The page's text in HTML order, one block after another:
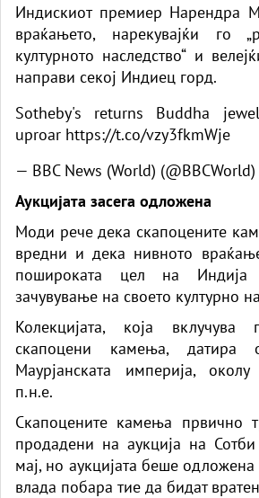
Индискиот премиер Нарендра
враќањето, нарекувајќи го
културното наследство“ и
направи секој Индиец горд.
Sotheby's returns Buddha
uproar https://t.co/vzy3fkmWje
— BBC News (World) (@BBCWorld)
Аукцијата засега одложена
Моди рече дека скапоцените
вредни и дека нивното
пошироката цел на Индија
зачувување на своето културно
Колекцијата, која
скапоцени камења, датира
Маурјанската империја,
п.н.е.
Скапоцените камења првично
продадени на аукција на
мај, но аукцијата беше
влада побара тие да бидат